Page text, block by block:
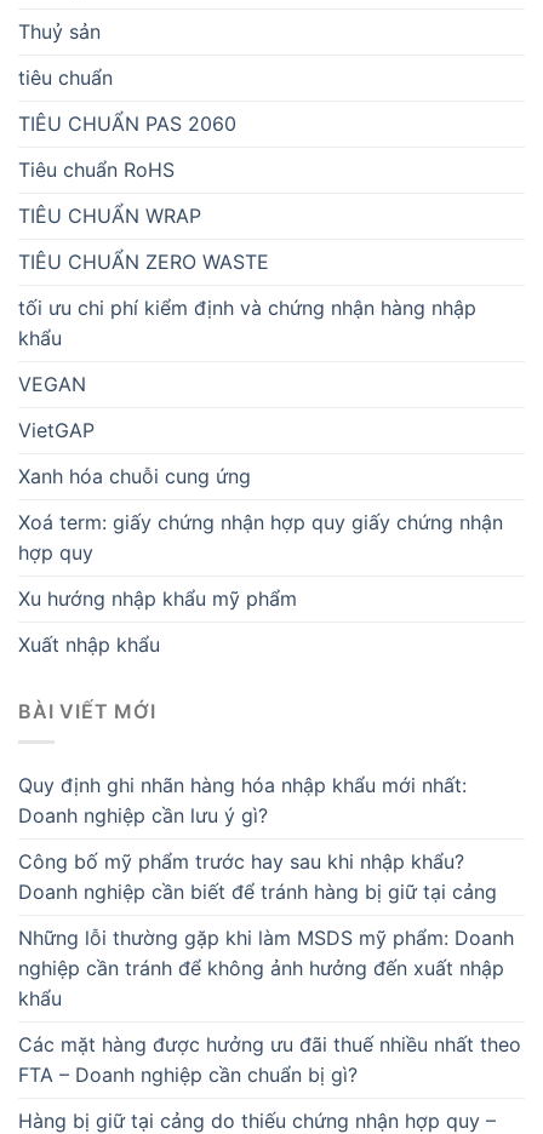
Thuỷ sản
tiêu chuẩn
TIÊU CHUẨN PAS 2060
Tiêu chuẩn RoHS
TIÊU CHUẨN WRAP
TIÊU CHUẨN ZERO WASTE
tối ưu chi phí kiểm định và chứng nhận hàng nhập
khẩu
VEGAN
VietGAP
Xanh hóa chuỗi cung ứng
Xoá term: giấy chứng nhận hợp quy giấy chứng nhận
hợp quy
Xu hướng nhập khẩu mỹ phẩm
Xuất nhập khẩu
BÀI VIẾT MỚI
Quy định ghi nhãn hàng hóa nhập khẩu mới nhất:
Doanh nghiệp cần lưu ý gì?
Công bố mỹ phẩm trước hay sau khi nhập khẩu?
Doanh nghiệp cần biết để tránh hàng bị giữ tại cảng
Những lỗi thường gặp khi làm MSDS mỹ phẩm: Doanh
nghiệp cần tránh để không ảnh hưởng đến xuất nhập
khẩu
Các mặt hàng được hưởng ưu đãi thuế nhiều nhất theo
FTA – Doanh nghiệp cần chuẩn bị gì?
Hàng bị giữ tại cảng do thiếu chứng nhận hợp quy –